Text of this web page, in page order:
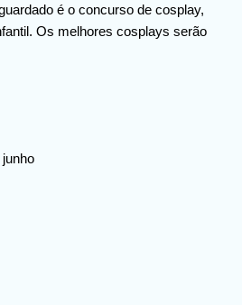
é o concurso de cosplay,
Os melhores cosplays serão